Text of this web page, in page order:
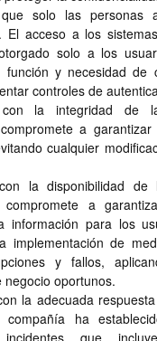
solo las personas
El acceso a los
solo a los
y necesidad de
controles de
con la integridad de
a
cualquier
la disponibilidad de
a
información para los
implementación de
y fallos,
negocio oportunos.
la adecuada
compañía ha
que